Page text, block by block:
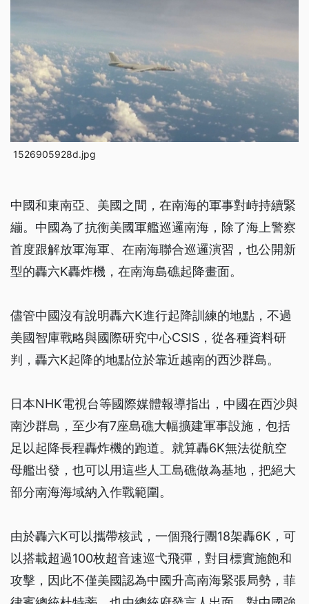
1526905928d.jpg
中國和東南亞、美國之間，在南海的軍事對峙持續緊
繃。中國為了抗衡美國軍艦巡邏南海，除了海上警察
首度跟解放軍海軍、在南海聯合巡邏演習，也公開新
型的轟六K轟炸機，在南海島礁起降畫面。
儘管中國沒有說明轟六K進行起降訓練的地點，不過
美國智庫戰略與國際研究中心CSIS，從各種資料研
判，轟六K起降的地點位於靠近越南的西沙群島。
日本NHK電視台等國際媒體報導指出，中國在西沙與
南沙群島，至少有7座島礁大幅擴建軍事設施，包括
足以起降長程轟炸機的跑道。就算轟6K無法從航空
母艦出發，也可以用這些人工島礁做為基地，把絕大
部分南海海域納入作戰範圍。
由於轟六K可以攜帶核武，一個飛行團18架轟6K，可
以搭載超過100枚超音速巡弋飛彈，對目標實施飽和
攻擊，因此不僅美國認為中國升高南海緊張局勢，菲